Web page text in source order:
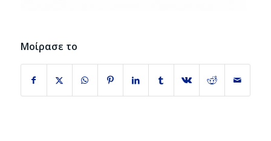
Μοίρασε το